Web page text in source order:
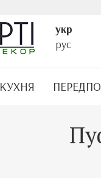
укр
рус
КУХНЯ